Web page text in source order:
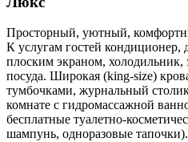
Просторный, уютный,
К услугам гостей кондиционер,
плоским экраном, холодильник,
посуда. Широкая (king-size)
тумбочками, журнальный
комнате с гидромассажной
бесплатные туалетно-
шампунь, одноразовые тапочки).